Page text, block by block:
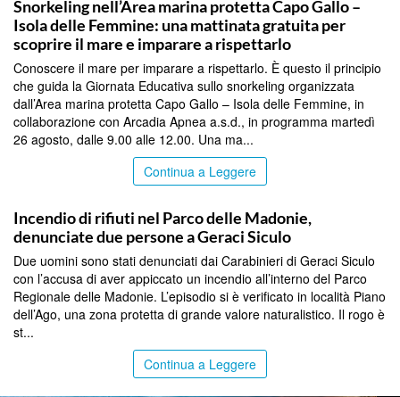
Snorkeling nell’Area marina protetta Capo Gallo –
Isola delle Femmine: una mattinata gratuita per
scoprire il mare e imparare a rispettarlo
Conoscere il mare per imparare a rispettarlo. È questo il principio
che guida la Giornata Educativa sullo snorkeling organizzata
dall’Area marina protetta Capo Gallo – Isola delle Femmine, in
collaborazione con Arcadia Apnea a.s.d., in programma martedì
26 agosto, dalle 9.00 alle 12.00. Una ma...
Continua a Leggere
Incendio di rifiuti nel Parco delle Madonie,
denunciate due persone a Geraci Siculo
Due uomini sono stati denunciati dai Carabinieri di Geraci Siculo
con l’accusa di aver appiccato un incendio all’interno del Parco
Regionale delle Madonie. L’episodio si è verificato in località Piano
dell’Ago, una zona protetta di grande valore naturalistico. Il rogo è
st...
Continua a Leggere